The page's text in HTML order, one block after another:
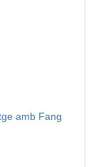
amb Fang